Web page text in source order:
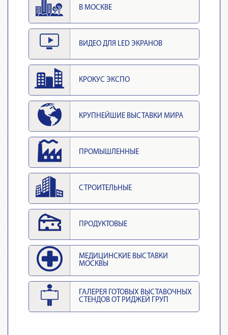
В МОСКВЕ
ВИДЕО ДЛЯ LED ЭКРАНОВ
КРОКУС ЭКСПО
КРУПНЕЙШИЕ ВЫСТАВКИ МИРА
ПРОМЫШЛЕННЫЕ
СТРОИТЕЛЬНЫЕ
ПРОДУКТОВЫЕ
МЕДИЦИНСКИЕ ВЫСТАВКИ
МОСКВЫ
ГАЛЕРЕЯ ГОТОВЫХ ВЫСТАВОЧНЫХ
СТЕНДОВ ОТ РИДЖЕЙ ГРУП